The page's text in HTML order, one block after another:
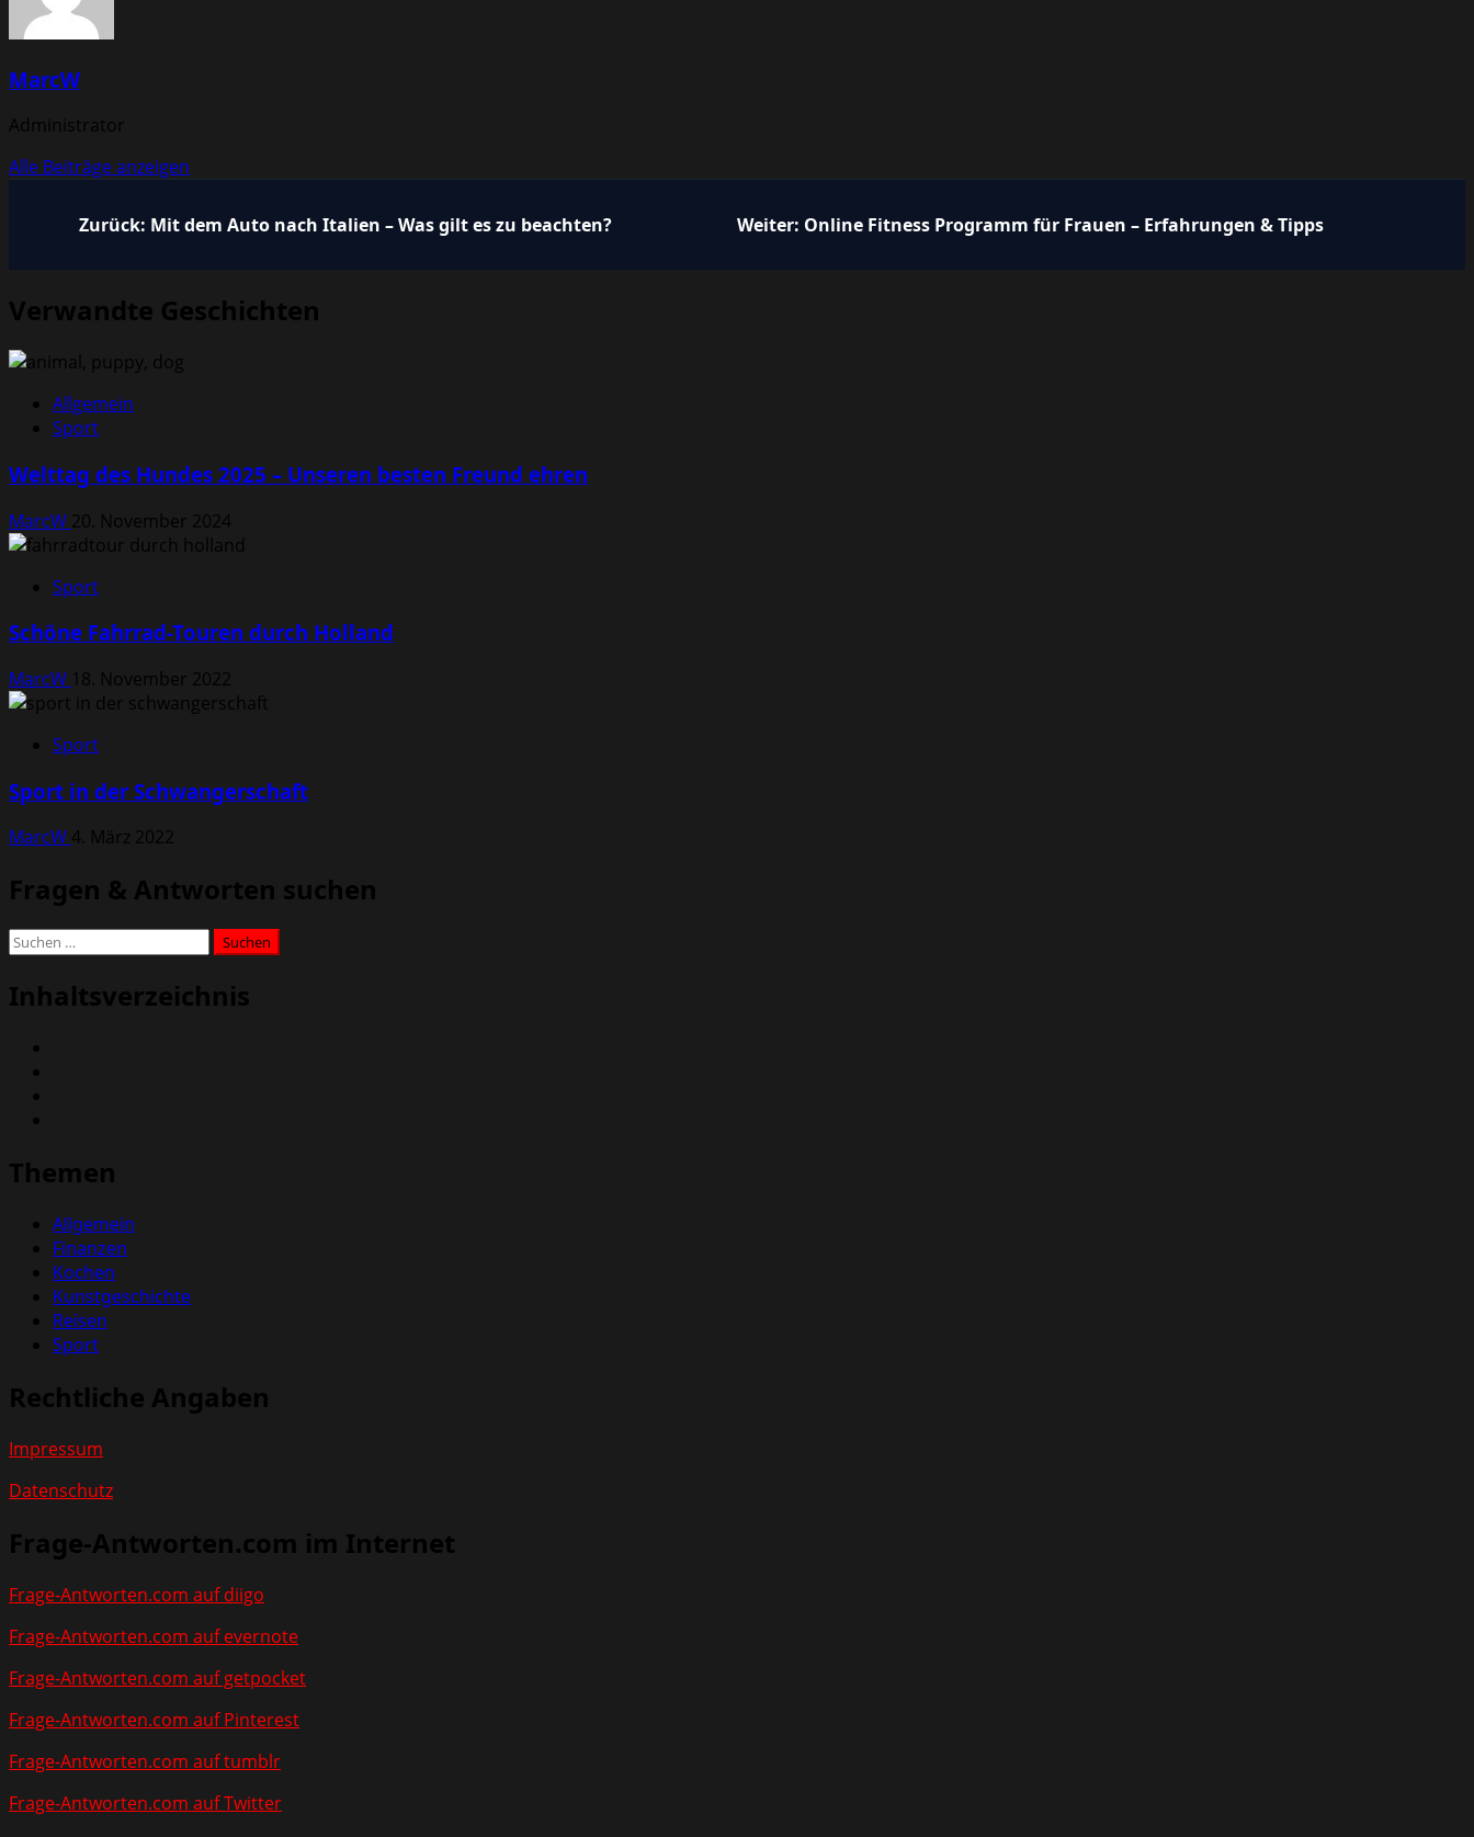
MarcW
Administrator
Alle Beiträge anzeigen
Beitragsnavigation
Zurück: Mit dem Auto nach Italien – Was gilt es zu beachten? Weiter: Online Fitness Programm für Frauen – Erfahrungen & Tipps
Verwandte Geschichten
Allgemein
Sport
Welttag des Hundes 2025 – Unseren besten Freund ehren
MarcW 20. November 2024
Sport
Schöne Fahrrad-Touren durch Holland
MarcW 18. November 2022
Sport
Sport in der Schwangerschaft
MarcW 4. März 2022
Fragen & Antworten suchen
Suchen
Inhaltsverzeichnis
Themen
Allgemein
Finanzen
Kochen
Kunstgeschichte
Reisen
Sport
Rechtliche Angaben
Impressum
Datenschutz
Frage-Antworten.com im Internet
Frage-Antworten.com auf diigo
Frage-Antworten.com auf evernote
Frage-Antworten.com auf getpocket
Frage-Antworten.com auf Pinterest
Frage-Antworten.com auf tumblr
Frage-Antworten.com auf Twitter